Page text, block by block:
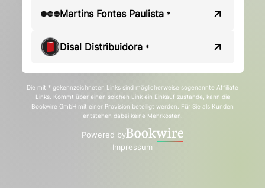
Martins Fontes Paulista *
Disal Distribuidora *
Die mit * gekennzeichneten Links sind möglicherweise sogenannte Affiliate
Links. Kommt über einen solchen Link ein Einkauf zustande, kann die
Bookwire GmbH mit einer Provision beteiligt werden. Für Sie als Kunden
entstehen dabei keine Mehrkosten.
Powered by
Impressum